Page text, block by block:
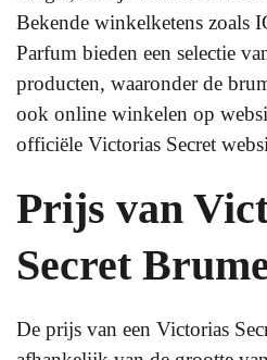
Bekende winkelketens zoals
Parfum bieden een selectie
producten, waaronder de
ook online winkelen op
officiële Victorias Secret
Prijs van
Secret
De prijs van een Victorias